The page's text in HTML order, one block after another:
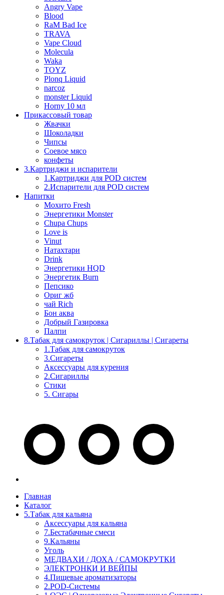
Angry Vape
Blood
RaM Bad Ice
TRAVA
Vape Cloud
Molecula
Waka
TOYZ
Plonq Liquid
narcoz
monster Liquid
Horny 10 мл
Прикассовый товар
Жвачки
Шоколадки
Чипсы
Соевое мясо
конфеты
3.Картриджи и испарители
1.Картриджи для POD систем
2.Испарители для POD систем
Напитки
Мохито Fresh
Энергетики Monster
Chupa Chups
Love is
Vinut
Натахтари
Drink
Энергетики HQD
Энергетик Burn
Пепсико
Ориг жб
чай Rich
Бон аква
Добрый Газировка
Палпи
8.Табак для самокруток | Сигариллы | Cигареты
1.Табак для самокруток
3.Сигареты
Аксессуары для курения
2.Сигариллы
Стики
5. Сигары
Главная
Каталог
5.Табак для кальяна
Аксессуары для кальяна
7.Бестабачные смеси
9.Кальяны
Уголь
МЕДВАХИ / ДОХА / САМОКРУТКИ
ЭЛЕКТРОНКИ И ВЕЙПЫ
4.Пищевые ароматизаторы
2.POD-Системы